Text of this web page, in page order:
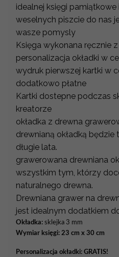
idealnej księgi
weselnych piszcie do nas
wasze pomysly
Księga wykonana ręcznie
personalizacja okładki w
wydruk pierwszej kartki w
dodatkowo płatne
Kartki dostepne podczas
kreatorze
okładka z drewna
drewnianą okładką będzie
długie lata.
grawerowana drewniana
wszystkim tym, którzy
naturalnego drewna.
Drewniana grawer na
jest idealnym dodatkiem
Okładka: sklejka 3 mm
Wymiar księgi: 23 cm x 30 cm
Personalizacja okładki: GRATIS!